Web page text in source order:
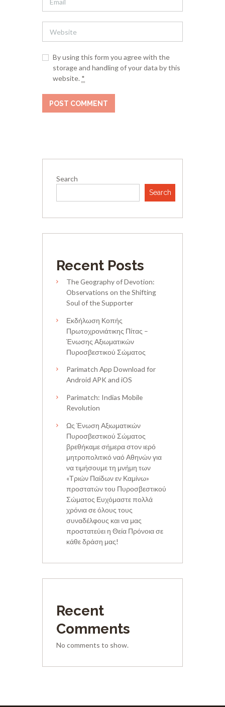
By using this form you agree with the
storage and handling of your data by this
website. *
Search
Search
Recent Posts
The Geography of Devotion:
Observations on the Shifting
Soul of the Supporter
Εκδήλωση Κοπής
Πρωτοχρονιάτικης Πίτας –
Ένωσης Αξιωματικών
Πυροσβεστικού Σώματος
Parimatch App Download for
Android APK and iOS
Parimatch: Indias Mobile
Revolution
Ως Ένωση Αξιωματικών
Πυροσβεστικού Σώματος
βρεθήκαμε σήμερα στον ιερό
μητροπολιτικό ναό Αθηνών για
να τιμήσουμε τη μνήμη των
«Τριών Παίδων εν Καμίνω»
προστατών του Πυροσβεστικού
Σώματος Ευχόμαστε πολλά
χρόνια σε όλους τους
συναδέλφους και να μας
προστατεύει η Θεία Πρόνοια σε
κάθε δράση μας!
Recent
Comments
No comments to show.